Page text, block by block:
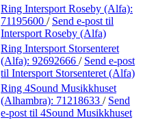
Ring Intersport Roseby (Alfa):
71195600 / Send e-post til
Intersport Roseby (Alfa)
Ring Intersport Storsenteret
(Alfa): 92692666 / Send e-post
til Intersport Storsenteret (Alfa)
Ring 4Sound Musikkhuset
(Alhambra): 71218633 / Send
e-post til 4Sound Musikkhuset